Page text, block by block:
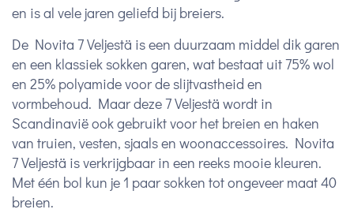
en is al vele jaren geliefd bij breiers.
De Novita 7 Veljestä is een duurzaam middel dik garen
en een klassiek sokken garen, wat bestaat uit 75% wol
en 25% polyamide voor de slijtvastheid en
vormbehoud. Maar deze 7 Veljestä wordt in
Scandinavië ook gebruikt voor het breien en haken
van truien, vesten, sjaals en woonaccessoires. Novita
7 Veljestä is verkrijgbaar in een reeks mooie kleuren.
Met één bol kun je 1 paar sokken tot ongeveer maat 40
breien.